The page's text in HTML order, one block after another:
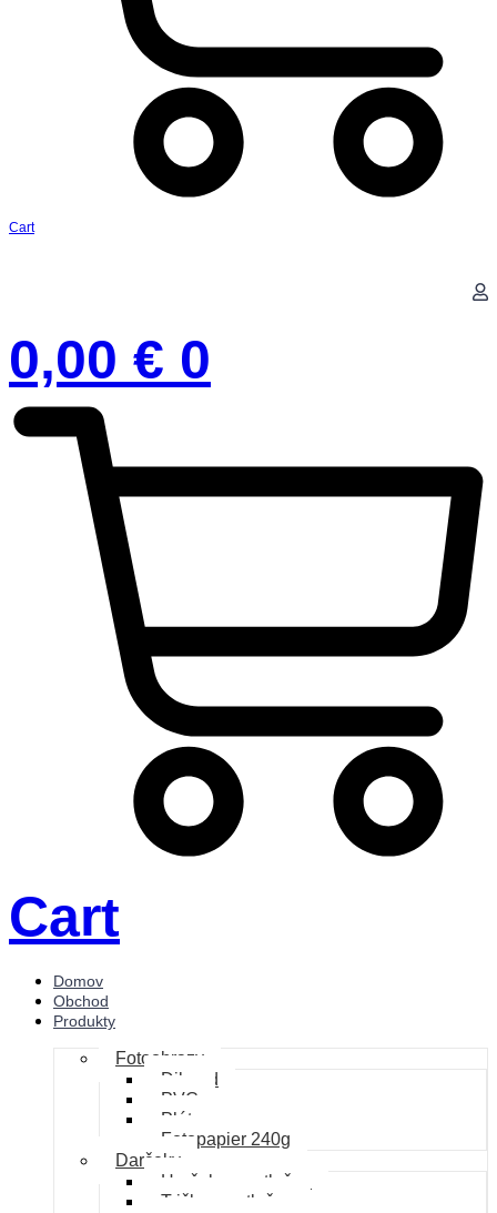
Cart
0,00 € 0
Cart
Domov
Obchod
Produkty
Fotoobrazy
Dibond
PVC
Plátno
Fotopapier 240g
Darčeky
Hrnčeky s potlačou
Trička s potlačou